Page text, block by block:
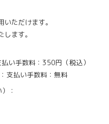
ただけます。
ます。
い手数料：350円（税込）
支払い手数料：無料
：